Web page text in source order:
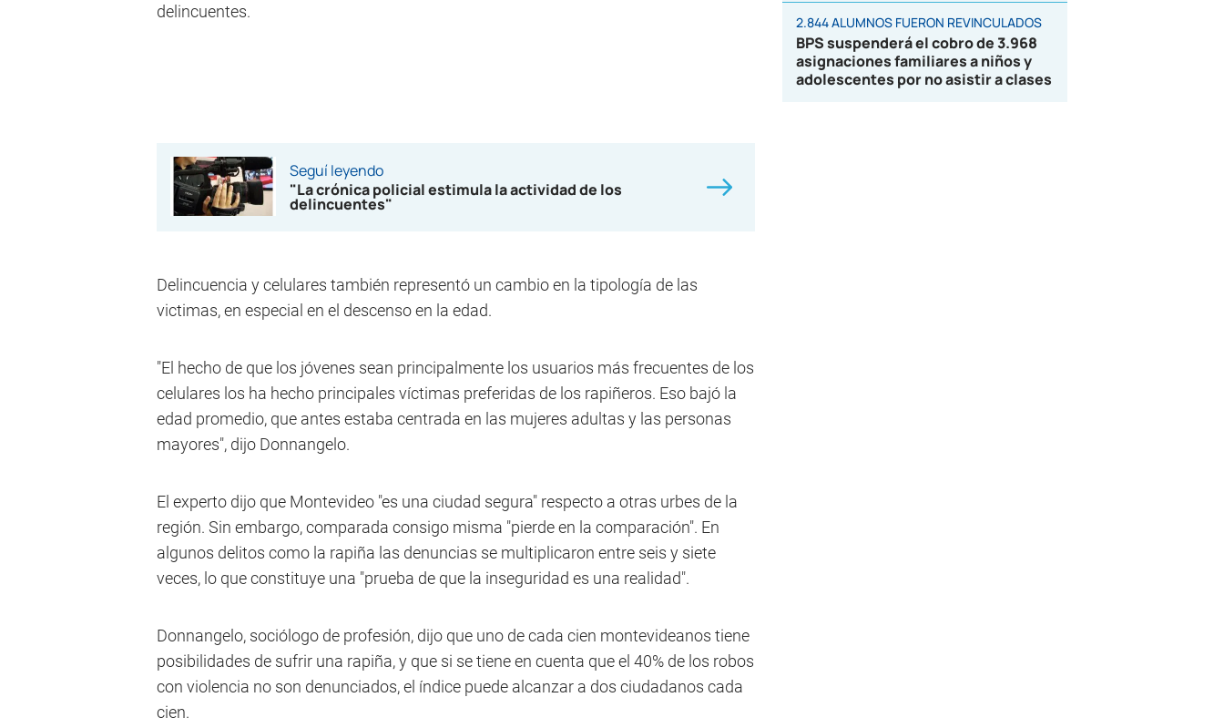
delincuentes.
Seguí leyendo
"La crónica policial estimula la actividad de los
delincuentes"
Delincuencia y celulares también representó un cambio en la tipología de las
victimas, en especial en el descenso en la edad.
"El hecho de que los jóvenes sean principalmente los usuarios más frecuentes de los
celulares los ha hecho principales víctimas preferidas de los rapiñeros. Eso bajó la
edad promedio, que antes estaba centrada en las mujeres adultas y las personas
mayores", dijo Donnangelo.
El experto dijo que Montevideo "es una ciudad segura" respecto a otras urbes de la
región. Sin embargo, comparada consigo misma "pierde en la comparación". En
algunos delitos como la rapiña las denuncias se multiplicaron entre seis y siete
veces, lo que constituye una "prueba de que la inseguridad es una realidad".
Donnangelo, sociólogo de profesión, dijo que uno de cada cien montevideanos tiene
posibilidades de sufrir una rapiña, y que si se tiene en cuenta que el 40% de los robos
con violencia no son denunciados, el índice puede alcanzar a dos ciudadanos cada
cien.
2.844 ALUMNOS FUERON REVINCULADOS
BPS suspenderá el cobro de 3.968
asignaciones familiares a niños y
adolescentes por no asistir a clases